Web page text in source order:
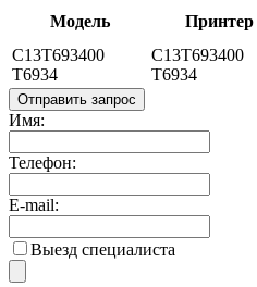
Модель
Принтер
C13T693400
T6934
C13T693400
T6934
Отправить запрос
Имя:
Телефон:
E-mail:
Выезд специалиста